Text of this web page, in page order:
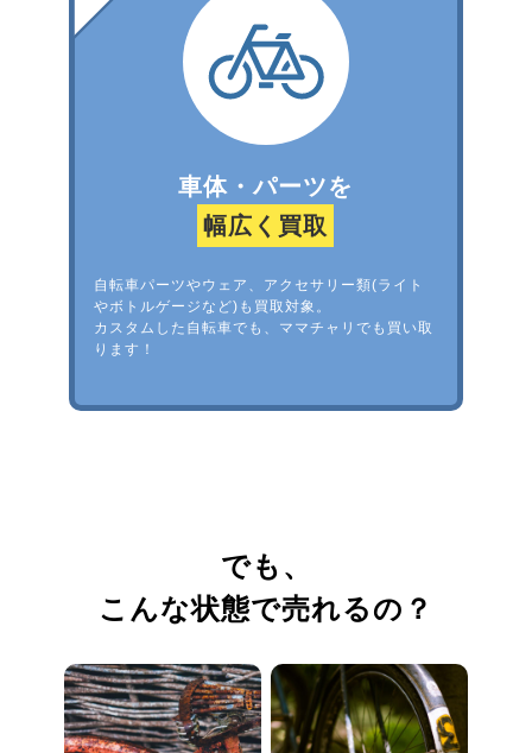
車体・パーツを
幅広く買取
自転車パーツやウェア、アクセサリー類(ライト
やボトルゲージなど)も買取対象。
カスタムした自転車でも、ママチャリでも買い取
ります！
でも、
こんな状態で売れるの？